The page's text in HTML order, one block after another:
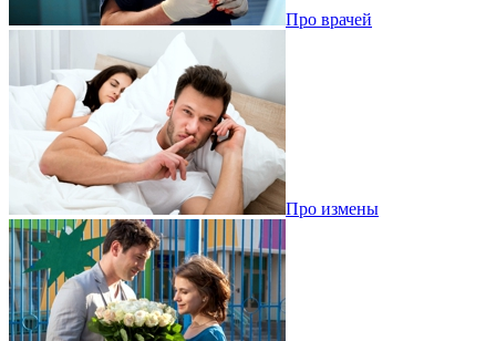
Про врачей
Про измены